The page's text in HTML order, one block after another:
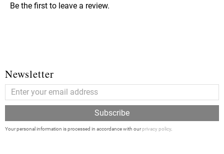
Be the first to leave a review.
Newsletter
Subscribe
Your personal information is processed in accordance with ourprivacy policy.